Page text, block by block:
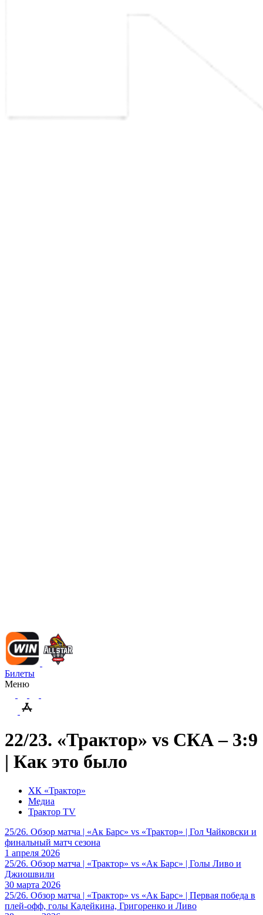
Билеты
Меню
22/23. «Трактор» vs СКА – 3:9
| Как это было
ХК «Трактор»
Медиа
Трактор TV
25/26. Обзор матча | «Ак Барс» vs «Трактор» | Гол Чайковски и
финальный матч сезона
1 апреля 2026
25/26. Обзор матча | «Трактор» vs «Ак Барс» | Голы Ливо и
Джиошвили
30 марта 2026
25/26. Обзор матча | «Трактор» vs «Ак Барс» | Первая победа в
плей-офф, голы Кадейкина, Григоренко и Ливо